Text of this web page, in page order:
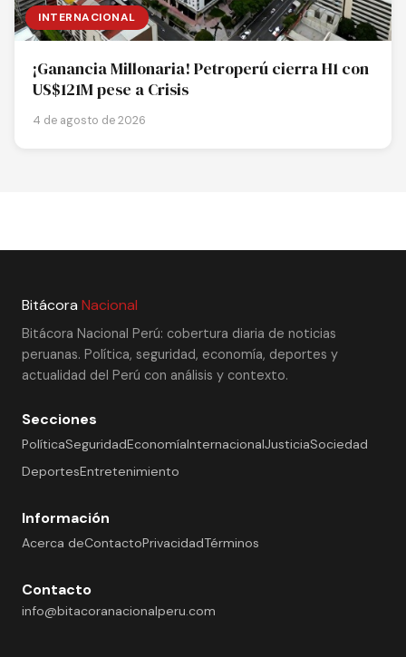
INTERNACIONAL
¡Ganancia Millonaria! Petroperú cierra H1 con
US$121M pese a Crisis
4 de agosto de 2026
Bitácora Nacional
Bitácora Nacional Perú: cobertura diaria de noticias
peruanas. Política, seguridad, economía, deportes y
actualidad del Perú con análisis y contexto.
Secciones
PolíticaSeguridadEconomíaInternacionalJusticiaSociedad
DeportesEntretenimiento
Información
Acerca deContactoPrivacidadTérminos
Contacto
info@bitacoranacionalperu.com